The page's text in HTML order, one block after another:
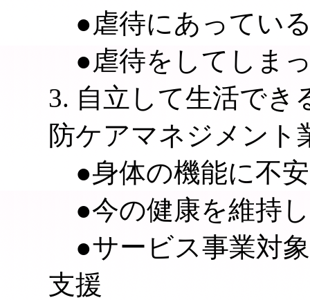
●虐待にあってい
●虐待をしてしま
3. 自立して生活でき
防ケアマネジメント
●身体の機能に不
●今の健康を維持
●サービス事業対
支援